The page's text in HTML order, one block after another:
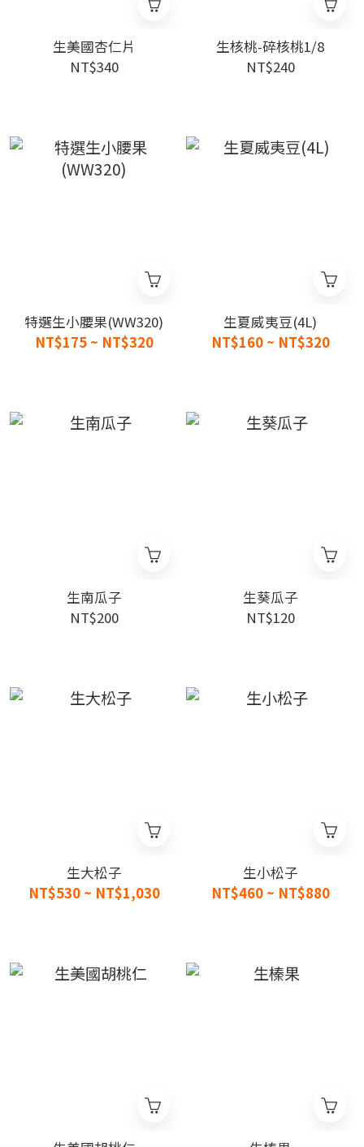
生美國杏仁片
NT$340
生核桃-碎核桃1/8
NT$240
特選生小腰果(WW320)
NT$175 ~ NT$320
生夏威夷豆(4L)
NT$160 ~ NT$320
生南瓜子
NT$200
生葵瓜子
NT$120
生大松子
NT$530 ~ NT$1,030
生小松子
NT$460 ~ NT$880